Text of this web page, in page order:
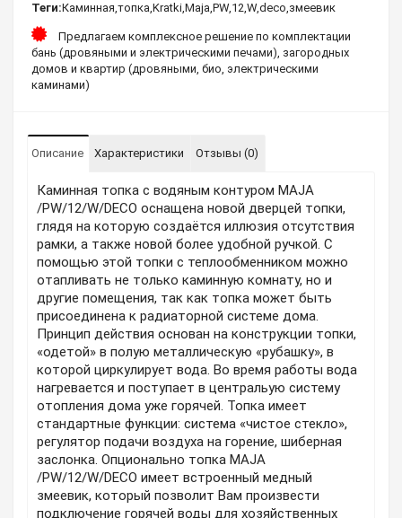
Теги:Каминная,топка,Kratki,Maja,PW,12,W,deco,змеевик
Предлагаем комплексное решение по комплектации
бань (дровяными и электрическими печами), загородных
домов и квартир (дровяными, био, электрическими
каминами)
Описание Характеристики Отзывы (0)
Каминная топка с водяным контуром MAJA
/PW/12/W/DECO оснащена новой дверцей топки,
глядя на которую создаётся иллюзия отсутствия
рамки, а также новой более удобной ручкой. С
помощью этой топки с теплообменником можно
отапливать не только каминную комнату, но и
другие помещения, так как топка может быть
присоединена к радиаторной системе дома.
Принцип действия основан на конструкции топки,
«одетой» в полую металлическую «рубашку», в
которой циркулирует вода. Во время работы вода
нагревается и поступает в центральую систему
отопления дома уже горячей. Топка имеет
стандартные функции: система «чистое стекло»,
регулятор подачи воздуха на горение, шиберная
заслонка. Опционально топка MAJA
/PW/12/W/DECO имеет встроенный медный
змеевик, который позволит Вам произвести
подключение горячей воды для хозяйственных